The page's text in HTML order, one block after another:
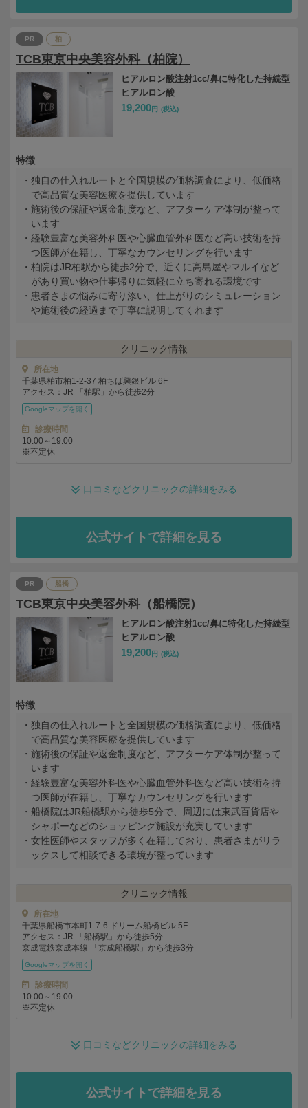
PR 柏
TCB東京中央美容外科（柏院）
ヒアルロン酸注射1cc/鼻に特化した持続型
ヒアルロン酸
19,200円 (税込)
特徴
独自の仕入れルートと全国規模の価格調査により、低価格
で高品質な美容医療を提供しています
施術後の保証や返金制度など、アフターケア体制が整って
います
経験豊富な美容外科医や心臓血管外科医など高い技術を持
つ医師が在籍し、丁寧なカウンセリングを行います
柏院はJR柏駅から徒歩2分で、近くに高島屋やマルイなど
があり買い物や仕事帰りに気軽に立ち寄れる環境です
患者さまの悩みに寄り添い、仕上がりのシミュレーション
や施術後の経過まで丁寧に説明してくれます
クリニック情報
所在地
千葉県柏市柏1-2-37 柏ちば興銀ビル 6F
アクセス：JR 「柏駅」から徒歩2分
Googleマップを
診療時間
10:00～19:00
※不定休
口コミなどクリニックの詳細をみる
公式サイトで詳細を見る
PR 船橋
TCB東京中央美容外科（船橋院）
ヒアルロン酸注射1cc/鼻に特化した持続型
ヒアルロン酸
19,200円 (税込)
特徴
独自の仕入れルートと全国規模の価格調査により、低価格
で高品質な美容医療を提供しています
施術後の保証や返金制度など、アフターケア体制が整って
います
経験豊富な美容外科医や心臓血管外科医など高い技術を持
つ医師が在籍し、丁寧なカウンセリングを行います
船橋院はJR船橋駅から徒歩5分で、周辺には東武百貨店や
シャポーなどのショッピング施設が充実しています
女性医師やスタッフが多く在籍しており、患者さまがリラ
ックスして相談できる環境が整っています
クリニック情報
所在地
千葉県船橋市本町1-7-6 ドリーム船橋ビル 5F
アクセス：JR 「船橋駅」から徒歩5分
京成電鉄京成本線 「京成船橋駅」から徒歩3分
Googleマップを
診療時間
10:00～19:00
※不定休
口コミなどクリニックの詳細をみる
公式サイトで詳細を見る